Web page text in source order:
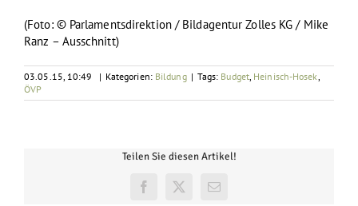
(Foto: © Parlamentsdirektion / Bildagentur Zolles KG / Mike
Ranz – Ausschnitt)
03.05.15, 10:49 | Kategorien: Bildung | Tags: Budget, Heinisch-Hosek
ÖVP
Teilen Sie diesen Artikel!
Facebook
X
E-